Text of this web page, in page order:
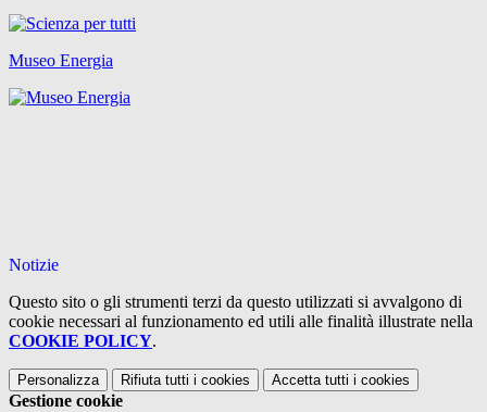
Museo Energia
Notizie
Questo sito o gli strumenti terzi da questo utilizzati si avvalgono di
cookie necessari al funzionamento ed utili alle finalità illustrate nella
COOKIE POLICY.
Personalizza Rifiuta tutti i cookies Accetta tutti i cookies
Gestione cookie